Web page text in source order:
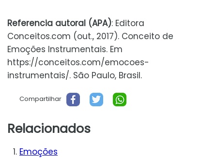
Referencia autoral (APA): Editora
Conceitos.com (out., 2017). Conceito de
Emoções Instrumentais. Em
https://conceitos.com/emocoes-
instrumentais/. São Paulo, Brasil.
Compartilhar
Relacionados
Emoções